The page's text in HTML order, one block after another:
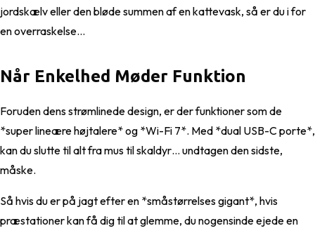
jordskælv eller den bløde summen af en kattevask, så er du i for
en overraskelse…
Når Enkelhed Møder Funktion
Foruden dens strømlinede design, er der funktioner som de
*super lineære højtalere* og *Wi-Fi 7*. Med *dual USB-C porte*,
kan du slutte til alt fra mus til skaldyr… undtagen den sidste,
måske.
Så hvis du er på jagt efter en *småstørrelses gigant*, hvis
præstationer kan få dig til at glemme, du nogensinde ejede en